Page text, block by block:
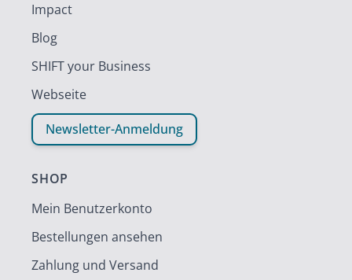
Impact
Blog
SHIFT your Business
Webseite
Newsletter-Anmeldung
SHOP
Mein Benutzerkonto
Bestellungen ansehen
Zahlung und Versand